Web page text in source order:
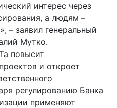
интерес через
а людям –
– заявил генеральный
Мутко.
повысит
и откроет
регулированию Банка
применяют